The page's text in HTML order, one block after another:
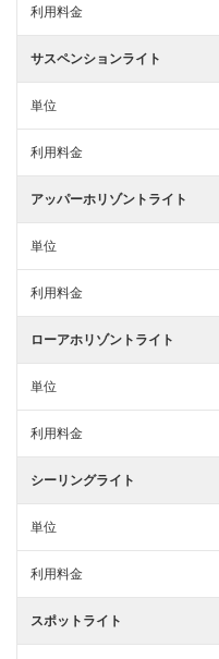
利用料金
サスペンションライト
単位
利用料金
アッパーホリゾントライト
単位
利用料金
ローアホリゾントライト
単位
利用料金
シーリングライト
単位
利用料金
スポットライト